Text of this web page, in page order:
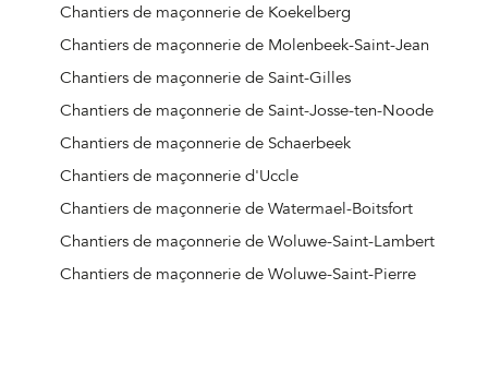
Chantiers de maçonnerie de Koekelberg
Chantiers de maçonnerie de Molenbeek-Saint-Jean
Chantiers de maçonnerie de Saint-Gilles
Chantiers de maçonnerie de Saint-Josse-ten-Noode
Chantiers de maçonnerie de Schaerbeek
Chantiers de maçonnerie d'Uccle
Chantiers de maçonnerie de Watermael-Boitsfort
Chantiers de maçonnerie de Woluwe-Saint-Lambert
Chantiers de maçonnerie de Woluwe-Saint-Pierre